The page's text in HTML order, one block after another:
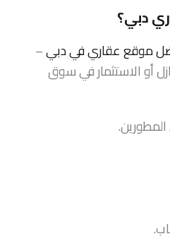
دبي؟
موقع عقاري في دبي–
أو الاستثمار في سوق
المطورين.